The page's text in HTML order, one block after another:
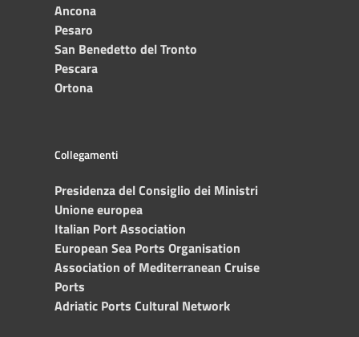
Ancona
Pesaro
San Benedetto del Tronto
Pescara
Ortona
Collegamenti
Presidenza del Consiglio dei Ministri
Unione europea
Italian Port Association
European Sea Ports Organisation
Association of Mediterranean Cruise
Ports
Adriatic Ports Cultural Network